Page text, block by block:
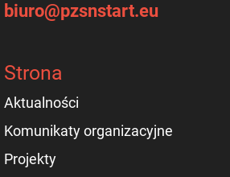
biuro@pzsnstart.eu
Strona
Aktualności
Komunikaty organizacyjne
Projekty